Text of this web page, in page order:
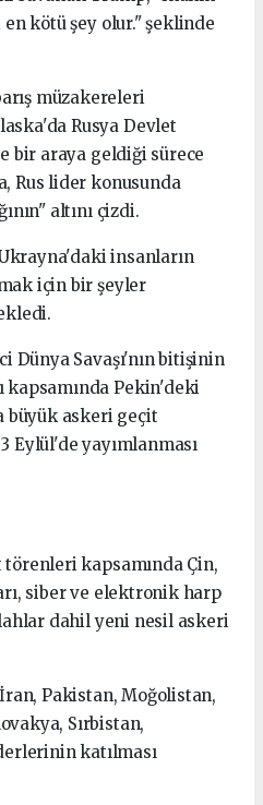
kötü şey olur." şeklinde
müzakereleri
Rusya Devlet
bir araya geldiği sürece
Rus lider konusunda
altını çizdi.
insanların
için bir şeyler
Dünya Savaşı'nın bitişinin
kapsamında Pekin'deki
büyük askeri geçit
Eylül'de yayımlanması
kapsamında Çin,
siber ve elektronik harp
dahil yeni nesil askeri
Pakistan, Moğolistan,
Sırbistan,
katılması